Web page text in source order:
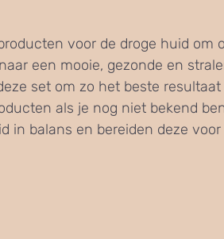
voor de droge huid om
een mooie, gezonde en
set om zo het beste
als je nog niet bekend
in balans en bereiden deze